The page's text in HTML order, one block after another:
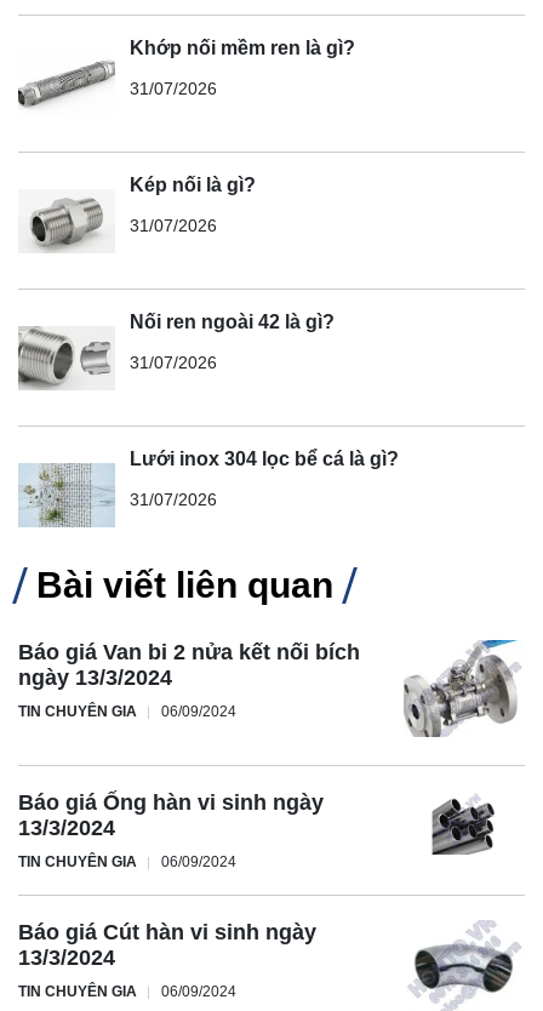
Khớp nối mềm ren là gì?
31/07/2026
Kép nối là gì?
31/07/2026
Nối ren ngoài 42 là gì?
31/07/2026
Lưới inox 304 lọc bể cá là gì?
31/07/2026
Bài viết liên quan
Báo giá Van bi 2 nửa kết nối bích
ngày 13/3/2024
TIN CHUYÊN GIA 06/09/2024
Báo giá Ống hàn vi sinh ngày
13/3/2024
TIN CHUYÊN GIA 06/09/2024
Báo giá Cút hàn vi sinh ngày
13/3/2024
TIN CHUYÊN GIA 06/09/2024